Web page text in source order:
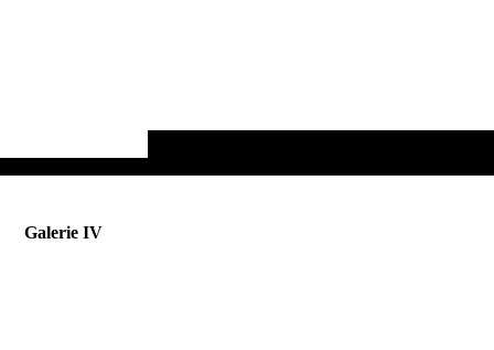
Galerie IV